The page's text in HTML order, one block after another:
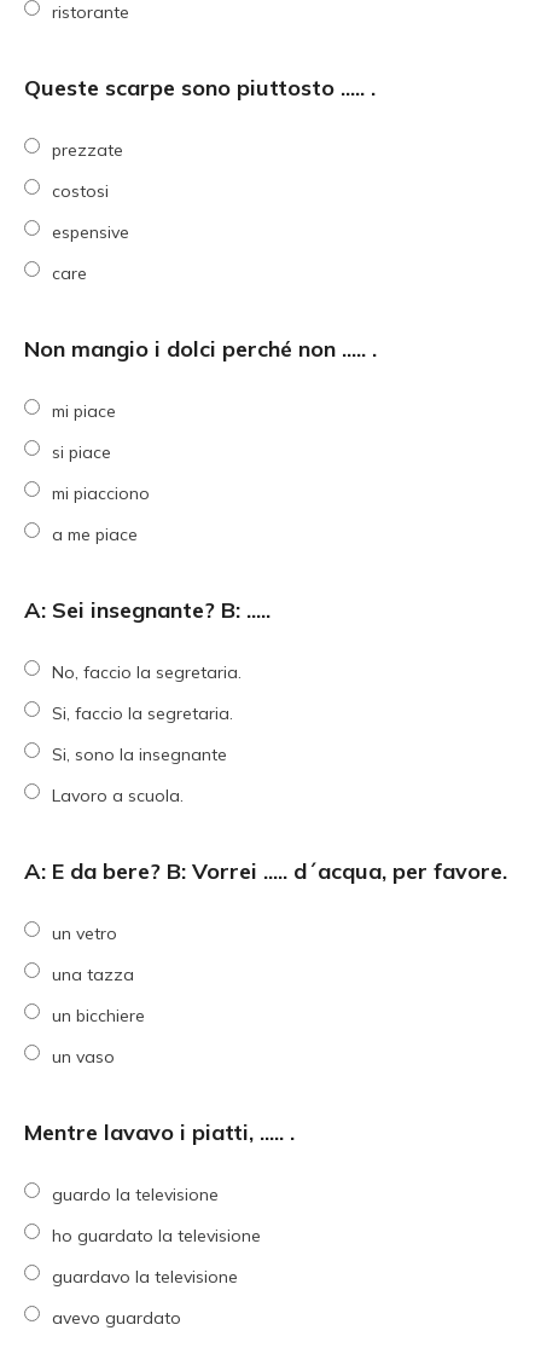
ristorante
Queste scarpe sono piuttosto ..... .
prezzate
costosi
espensive
care
Non mangio i dolci perché non ..... .
mi piace
si piace
mi piacciono
a me piace
A: Sei insegnante? B: .....
No, faccio la segretaria.
Si, faccio la segretaria.
Si, sono la insegnante
Lavoro a scuola.
A: E da bere? B: Vorrei ..... d´acqua, per favore.
un vetro
una tazza
un bicchiere
un vaso
Mentre lavavo i piatti, ..... .
guardo la televisione
ho guardato la televisione
guardavo la televisione
avevo guardato